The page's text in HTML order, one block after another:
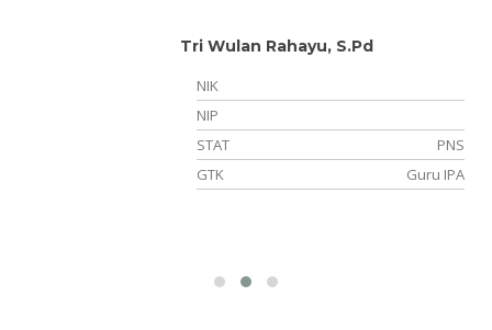
Tri Wulan Rahayu, S.Pd
NIK
NIP
STAT
PNS
GTK
Guru IPA